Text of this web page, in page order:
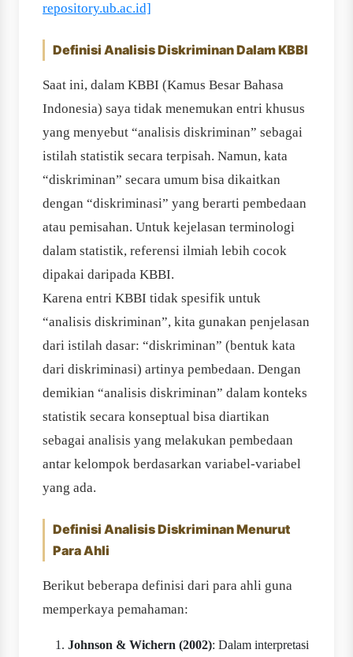
repository.ub.ac.id]
Definisi Analisis Diskriminan Dalam KBBI
Saat ini, dalam KBBI (Kamus Besar Bahasa
Indonesia) saya tidak menemukan entri khusus
yang menyebut “analisis diskriminan” sebagai
istilah statistik secara terpisah. Namun, kata
“diskriminan” secara umum bisa dikaitkan
dengan “diskriminasi” yang berarti pembedaan
atau pemisahan. Untuk kejelasan terminologi
dalam statistik, referensi ilmiah lebih cocok
dipakai daripada KBBI.
Karena entri KBBI tidak spesifik untuk
“analisis diskriminan”, kita gunakan penjelasan
dari istilah dasar: “diskriminan” (bentuk kata
dari diskriminasi) artinya pembedaan. Dengan
demikian “analisis diskriminan” dalam konteks
statistik secara konseptual bisa diartikan
sebagai analisis yang melakukan pembedaan
antar kelompok berdasarkan variabel-variabel
yang ada.
Definisi Analisis Diskriminan Menurut
Para Ahli
Berikut beberapa definisi dari para ahli guna
memperkaya pemahaman:
Johnson & Wichern (2002): Dalam interpretasi